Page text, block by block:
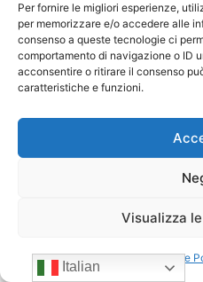
Per fornire le migliori esperienze,
per memorizzare e/o accedere alle
consenso a queste tecnologie ci
comportamento di navigazione o ID
acconsentire o ritirare il consenso
caratteristiche e funzioni.
Visualizza
Cookie
Mario Toniutti
Presidente di
15/
Italian